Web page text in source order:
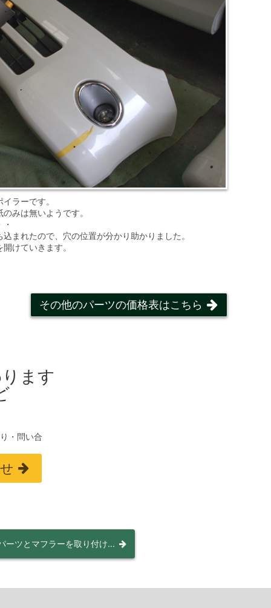
ラーです。
みは無いようです。
まれたので、穴の位置が分かり助かりました。
けていきます。
その他のパーツの価格表はこちら
ます
・問い合
ツとマフラーを取り付け...